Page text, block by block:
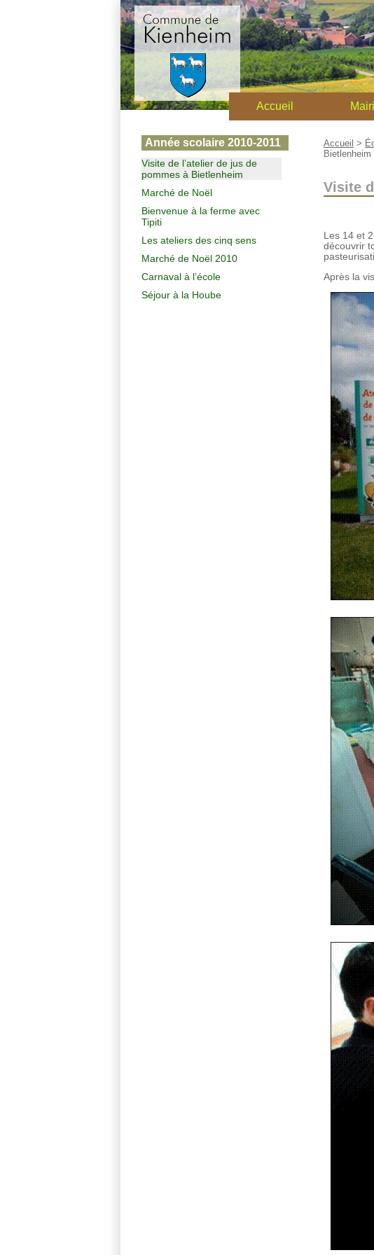
Accueil
Année scolaire 2010-2011
Visite de l’atelier de jus de
pommes à Bietlenheim
Marché de Noël
Bienvenue à la ferme avec
Tipiti
Les ateliers des cinq sens
Marché de Noël 2010
Carnaval à l’école
Séjour à la Hoube
Accueil >
Bietlenheim
Visite
Les 14 et
découvrir
Après la